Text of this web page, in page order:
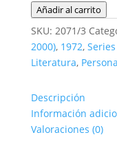
Edifil
2071/3.
Serie
Personajes
valores
**1972
cantidad
Añadir al carrito
SKU: 2071/3
2000), 1972,
Literatura,
Descripción
Información
Valoraciones (0)